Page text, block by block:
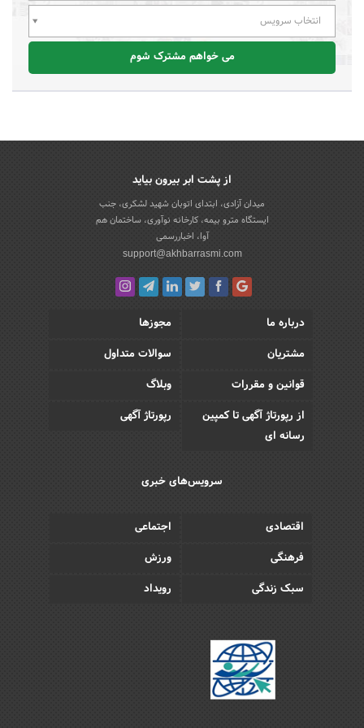
انتخاب سرویس
می خواهم مشترک شوم
از پشت ابر بیرون بیاید
میدان آزادی، ابتدای اتوبان شهید لشکری، جنب
ایستگاه مترو بیمه، کارخانه نوآوری، ساختمان هم
آوا، اخباررسمی
support@akhbarrasmi.com
درباره ما
مجوزها
مشتریان
سوالات متداول
قوانین و مقررات
وبلاگ
از رپورتاژ آگهی تا کمپین
رسانه ای
رپورتاژ آگهی
سرویس‌های خبری
اقتصادی
اجتماعی
فرهنگی
ورزش
سبک زندگی
رویداد